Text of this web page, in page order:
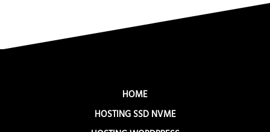
HOME
HOSTING SSD NVME